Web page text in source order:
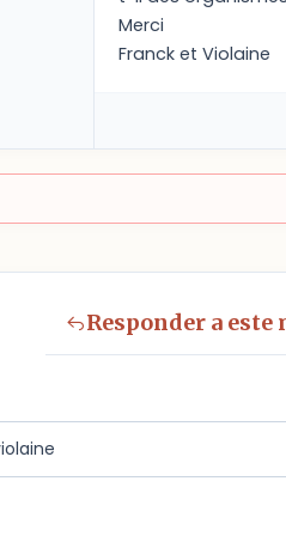
Merci
Franck et Violaine
Responder a este